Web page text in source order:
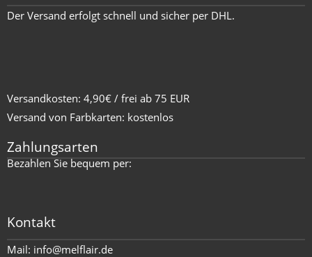
Der Versand erfolgt schnell und sicher per DHL.
Versandkosten: 4,90€ / frei ab 75 EUR
Versand von Farbkarten: kostenlos
Zahlungsarten
Bezahlen Sie bequem per:
Kontakt
Mail: info@melflair.de